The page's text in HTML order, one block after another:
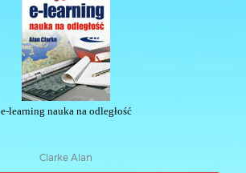
e-learning nauka na odległość
Clarke Alan